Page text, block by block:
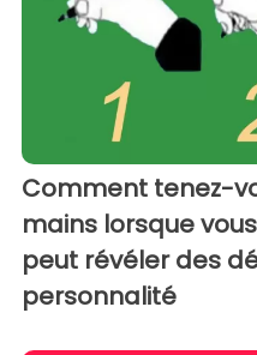
Comment tenez-
mains lorsque
peut révéler des
personnalité